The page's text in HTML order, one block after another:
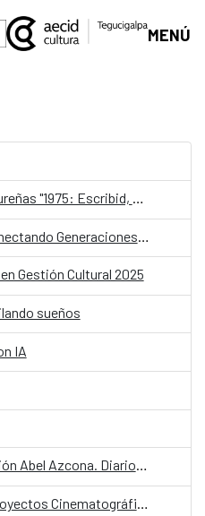
MENÚ
Círculo de Escritoras Hondureñas "1975: Escribid, compañeras"
Gestión Cultural 2025
sueños
IA
Inauguración de la Exposición Abel Azcona. Diarios 1988-2025
IX Taller de Desarrollo de Proyectos Cinematográficos de Centroamérica